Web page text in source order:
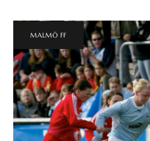
MALMÖ FF